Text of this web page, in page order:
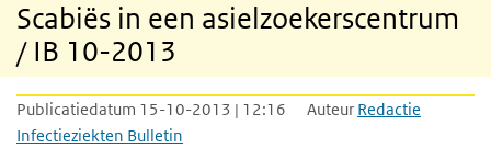
Scabiës in een asielzoekerscentrum
/ IB 10-2013
Publicatiedatum 15-10-2013 | 12:16 Auteur Redactie
Infectieziekten Bulletin